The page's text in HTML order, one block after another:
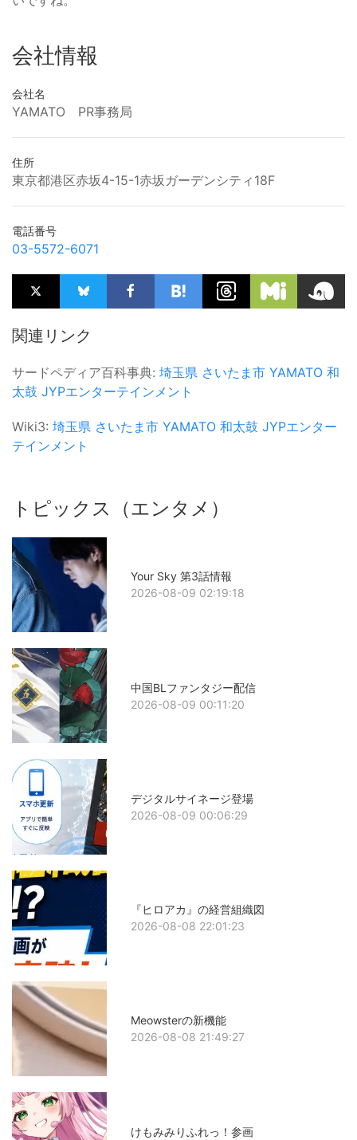
会社情報
会社名
YAMATO PR事務局
住所
東京都港区赤坂4-15-1赤坂ガーデンシティ18F
電話番号
03-5572-6071
関連リンク
サードペディア百科事典: 埼玉県 さいたま市 YAMATO 和
太鼓 JYPエンターテインメント
Wiki3: 埼玉県 さいたま市 YAMATO 和太鼓 JYPエンター
テインメント
トピックス（エンタメ）
Your Sky 第3話情報
2026-08-09 02:19:18
中国BLファンタジー配信
2026-08-09 00:11:20
デジタルサイネージ登場
2026-08-09 00:06:29
『ヒロアカ』の経営組織図
2026-08-08 22:01:23
Meowsterの新機能
2026-08-08 21:49:27
けもみみりふれっ！参画